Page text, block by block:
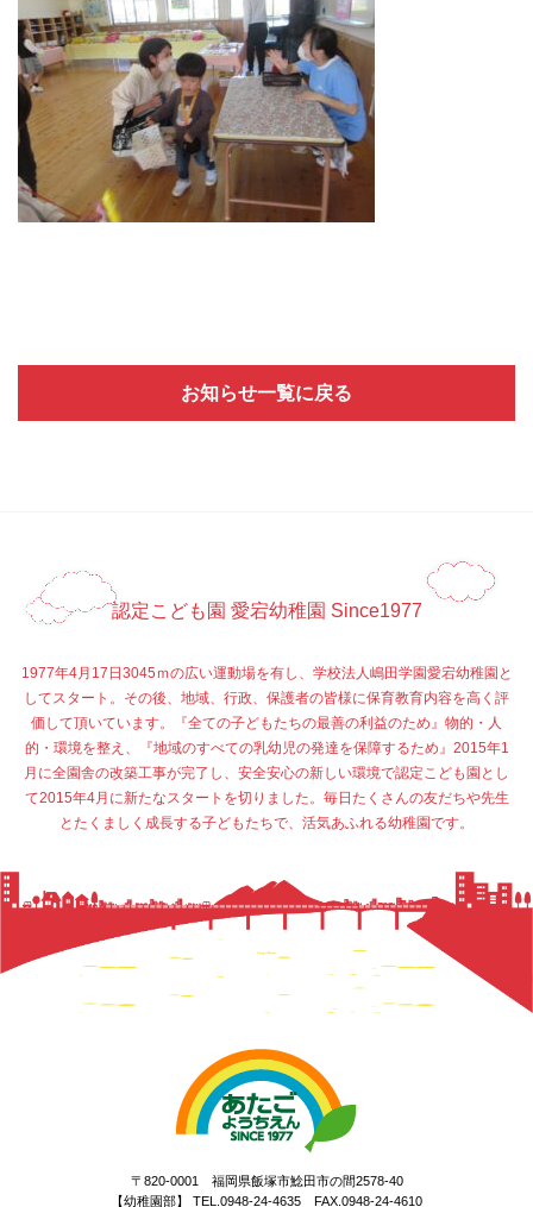
お知らせ一覧に戻る
認定こども園 愛宕幼稚園 Since1977
1977年4月17日3045ｍの広い運動場を有し、学校法人嶋田学園愛宕幼稚園と
してスタート。その後、地域、行政、保護者の皆様に保育教育内容を高く評
価して頂いています。『全ての子どもたちの最善の利益のため』物的・人
的・環境を整え、『地域のすべての乳幼児の発達を保障するため』2015年1
月に全園舎の改築工事が完了し、安全安心の新しい環境で認定こども園とし
て2015年4月に新たなスタートを切りました。毎日たくさんの友だちや先生
とたくましく成長する子どもたちで、活気あふれる幼稚園です。
〒820-0001 福岡県飯塚市鯰田市の間2578-40
【幼稚園部】 TEL.0948-24-4635 FAX.0948-24-4610